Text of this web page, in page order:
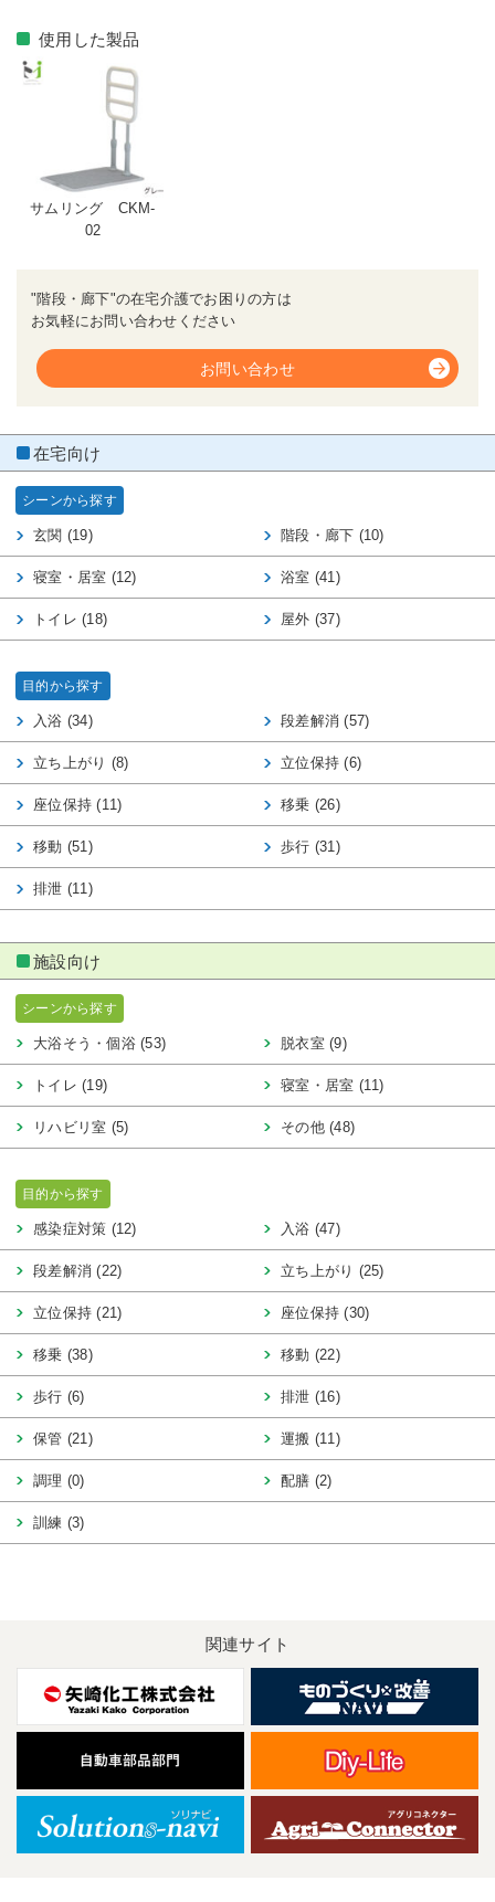
使用した製品
サムリング CKM-
02
"階段・廊下"の在宅介護でお困りの方は
お気軽にお問い合わせください
お問い合わせ
在宅向け
シーンから探す
玄関 (19) 階段・廊下 (10)
寝室・居室 (12) 浴室 (41)
トイレ (18) 屋外 (37)
目的から探す
入浴 (34) 段差解消 (57)
立ち上がり (8) 立位保持 (6)
座位保持 (11) 移乗 (26)
移動 (51) 歩行 (31)
排泄 (11)
施設向け
シーンから探す
大浴そう・個浴 (53) 脱衣室 (9)
トイレ (19) 寝室・居室 (11)
リハビリ室 (5) その他 (48)
目的から探す
感染症対策 (12) 入浴 (47)
段差解消 (22) 立ち上がり (25)
立位保持 (21) 座位保持 (30)
移乗 (38) 移動 (22)
歩行 (6) 排泄 (16)
保管 (21) 運搬 (11)
調理 (0) 配膳 (2)
訓練 (3)
関連サイト